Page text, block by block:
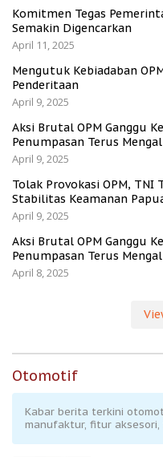
Komitmen Tegas
Semakin Digencarkan
April 11, 2025
Mengutuk Kebiadaban
Penderitaan
April 9, 2025
Aksi Brutal OPM Ganggu
Penumpasan Terus
April 9, 2025
Tolak Provokasi OPM, TNI
Stabilitas Keamanan
April 9, 2025
Aksi Brutal OPM Ganggu
Penumpasan Terus
April 8, 2025
Otomotif
Kabar berita terkini
manufaktur, fitur